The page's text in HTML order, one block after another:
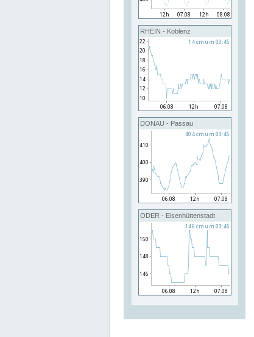
RHEIN - Koblenz
DONAU - Passau
ODER - Eisenhüttenstadt